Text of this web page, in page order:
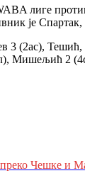
лиге
је
(2ас), Тешић,
Мишељић 2
Чешке и